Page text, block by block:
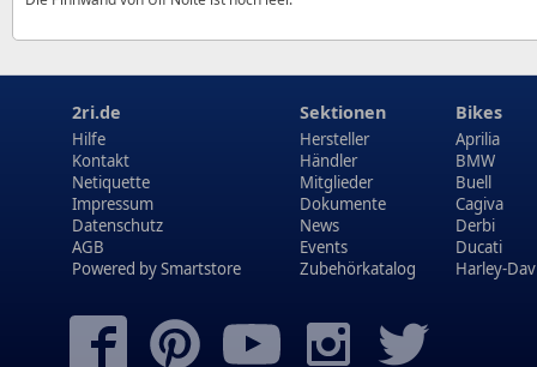
2ri.de
Hilfe
Kontakt
Netiquette
Impressum
Datenschutz
AGB
Powered bySmartstore
Sektionen
Hersteller
Händler
Mitglieder
Dokumente
News
Events
Zubehörkatalog
Bikes
Aprilia
BMW
Buell
Cagiva
Derbi
Ducati
Harley-